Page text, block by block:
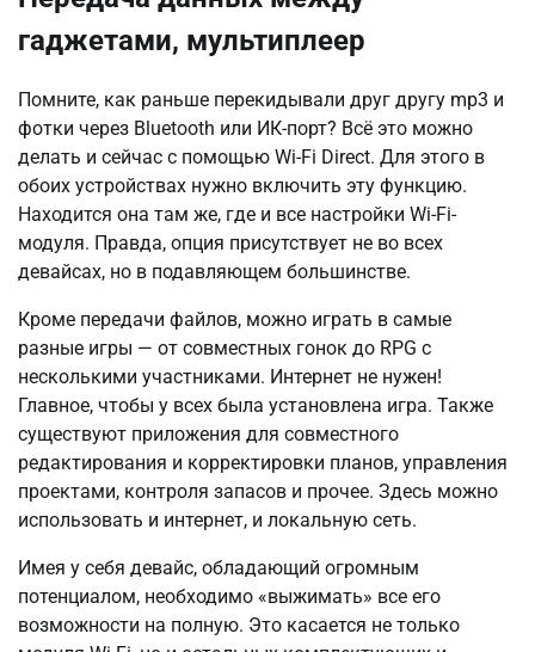
гаджетами, мультиплеер
Помните, как раньше перекидывали друг другу mp3 и
фотки через Bluetooth или ИК-порт? Всё это можно
делать и сейчас с помощью Wi-Fi Direct. Для этого в
обоих устройствах нужно включить эту функцию.
Находится она там же, где и все настройки Wi-Fi-
модуля. Правда, опция присутствует не во всех
девайсах, но в подавляющем большинстве.
Кроме передачи файлов, можно играть в самые
разные игры — от совместных гонок до RPG с
несколькими участниками. Интернет не нужен!
Главное, чтобы у всех была установлена игра. Также
существуют приложения для совместного
редактирования и корректировки планов, управления
проектами, контроля запасов и прочее. Здесь можно
использовать и интернет, и локальную сеть.
Имея у себя девайс, обладающий огромным
потенциалом, необходимо «выжимать» все его
возможности на полную. Это касается не только